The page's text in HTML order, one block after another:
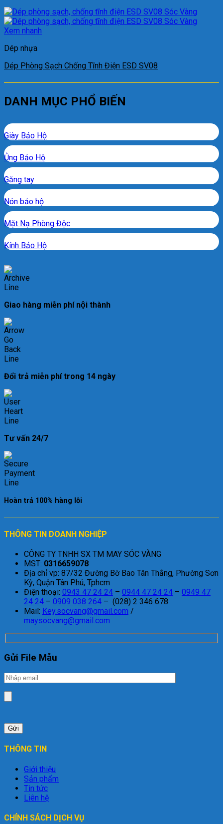
Xem nhanh
Dép nhựa
Dép Phòng Sạch Chống Tĩnh Điện ESD SV08
DANH MỤC PHỔ BIẾN
Giày Bảo Hộ
Ủng Bảo Hộ
Găng tay
Nón bảo hộ
Mặt Nạ Phòng Độc
Kính Bảo Hộ
Giao hàng miễn phí nội thành
Đổi trả miễn phí trong 14 ngày
Tư vấn 24/7
Hoàn trả 100% hàng lỗi
THÔNG TIN DOANH NGHIỆP
CÔNG TY TNHH SX TM MAY SÓC VÀNG
MST: 0316659078
Địa chỉ vp: 87/32 Đường Bờ Bao Tân Thắng, Phường Sơn
Kỳ, Quận Tân Phú, Tphcm
Điện thoại: 0943 47 24 24 – 0944 47 24 24 – 0949 47
24 24 – 0909 038 264 – (028) 2 346 678
Mail: Key.socvang@gmail.com /
maysocvang@gmail.com
Gửi File Mẫu
THÔNG TIN
Giới thiệu
Sản phẩm
Tin tức
Liên hệ
CHÍNH SÁCH DỊCH VỤ